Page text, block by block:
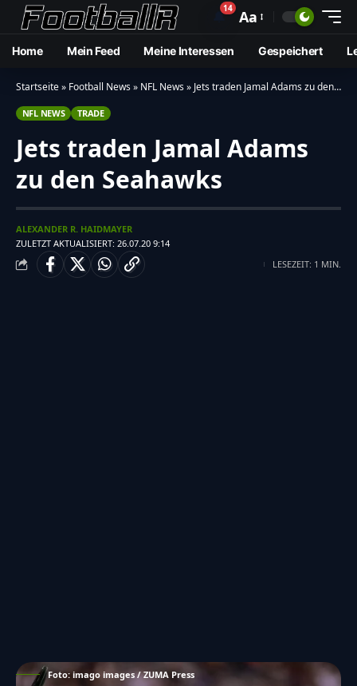
🔔14 Aa
Home Mein Feed Meine Interessen Gespeichert
Startseite» Football News» NFL News» Jets traden Jamal Adams zu den Seahawks
NFL NEWS TRADE
Jets traden Jamal Adams
zu den Seahawks
ZULETZT AKTUALISIERT: 26.07.20 9:14
ALEXANDER R. HAIDMAYER
LESEZEIT: 1 MIN.
Foto: imago images / ZUMA Press